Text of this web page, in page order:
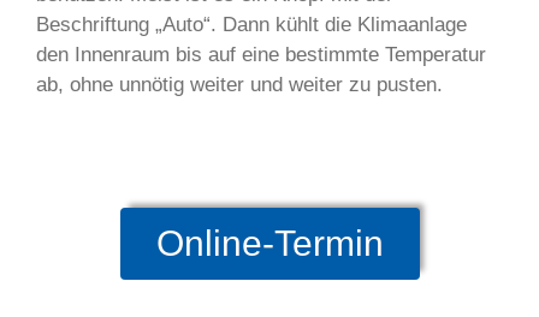
Beschriftung „Auto“. Dann kühlt die Klimaanlage
den Innenraum bis auf eine bestimmte Temperatur
ab, ohne unnötig weiter und weiter zu pusten.
Online-Termin